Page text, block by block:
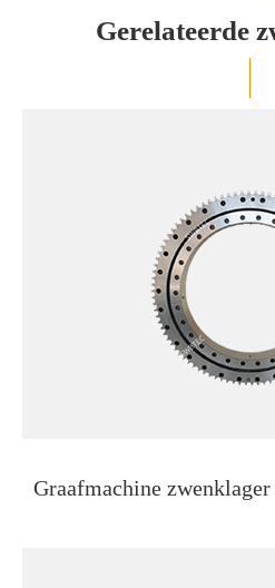
Gerelateerde
Graafmachine zwenklager